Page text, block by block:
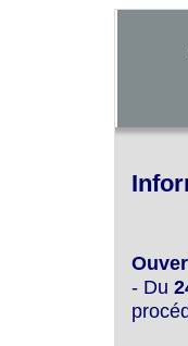
- Du